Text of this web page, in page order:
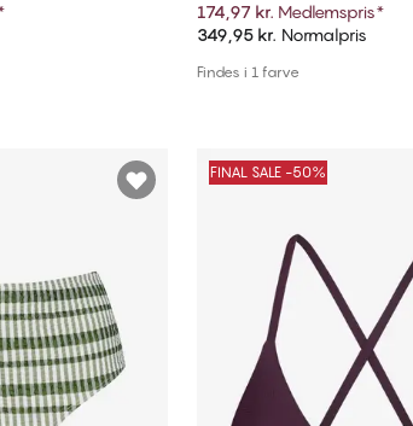
kurv Tilføj til kurv
174,97 kr. Medlemspris*
349,95 kr. Normalpris
Findes i 1 farve
FINAL SALE -50%